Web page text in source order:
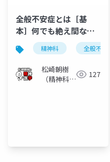
全般不安症とは［基
本］何でも絶え間なく
心配するGAD／授業・
講義用
精神科 全般不安症
松崎朝樹
（精神科
127